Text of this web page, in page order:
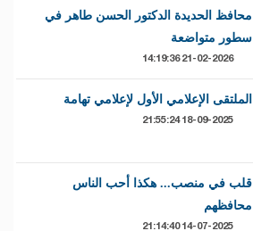
محافظ الحديدة الدكتور الحسن طاهر في
سطور متواضعة
21-02-2026 14:19:36
الملتقى الإعلامي الأول لإعلامي تهامة
قلب في منصب... هكذا أحب الناس
محافظهم